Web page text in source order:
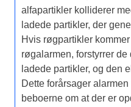
alfapartikler kolliderer
ladede partikler, der
Hvis røgpartikler
røgalarmen, forstyrrer
ladede partikler, og den
Dette forårsager
beboerne om at der er